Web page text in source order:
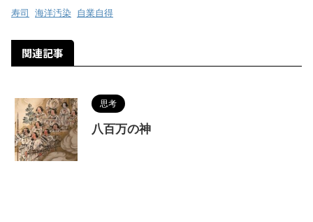
寿司
海洋汚染 自業自得
関連記事
思考
八百万の神